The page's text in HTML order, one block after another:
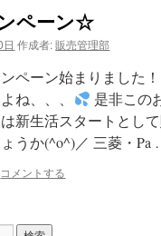
ペーン☆
作成者: 販売管理部
ペーン始まりました
ね、、、
是非この
新生活スタートとし
うか(^o^)／ 三菱・
コメントする